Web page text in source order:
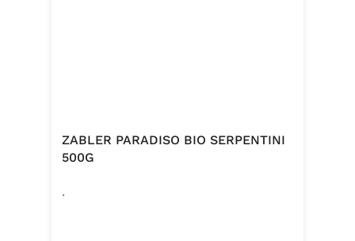
ZABLER PARADISO BIO SERPENTINI
500G
.